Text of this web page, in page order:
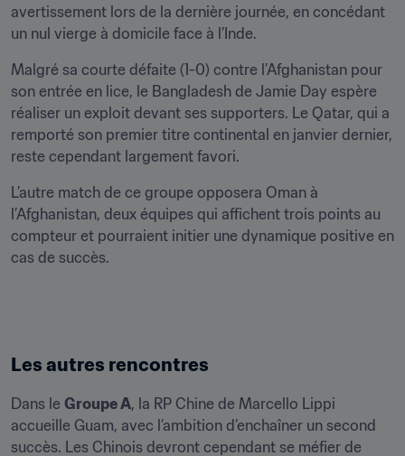
avertissement lors de la dernière journée, en concédant
un nul vierge à domicile face à l’Inde.
Malgré sa courte défaite (1-0) contre l’Afghanistan pour
son entrée en lice, le Bangladesh de Jamie Day espère
réaliser un exploit devant ses supporters. Le Qatar, qui a
remporté son premier titre continental en janvier dernier,
reste cependant largement favori.
L’autre match de ce groupe opposera Oman à
l’Afghanistan, deux équipes qui affichent trois points au
compteur et pourraient initier une dynamique positive en
cas de succès.
Les autres rencontres
Dans le Groupe A, la RP Chine de Marcello Lippi
accueille Guam, avec l’ambition d’enchaîner un second
succès. Les Chinois devront cependant se méfier de